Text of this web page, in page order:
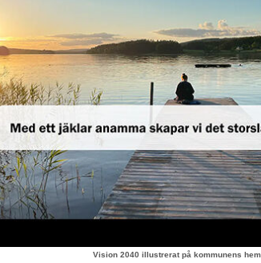
Vision 2040 illustrerat på kommunens